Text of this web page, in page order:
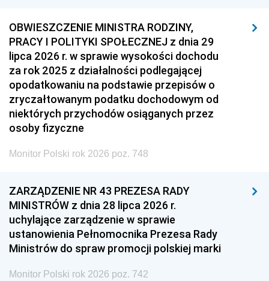
OBWIESZCZENIE MINISTRA RODZINY,
PRACY I POLITYKI SPOŁECZNEJ z dnia 29
lipca 2026 r. w sprawie wysokości dochodu
za rok 2025 z działalności podlegającej
opodatkowaniu na podstawie przepisów o
zryczałtowanym podatku dochodowym od
niektórych przychodów osiąganych przez
osoby fizyczne
Monitor Polski rok 2026 poz. 748
ZARZĄDZENIE NR 43 PREZESA RADY
MINISTRÓW z dnia 28 lipca 2026 r.
uchylające zarządzenie w sprawie
ustanowienia Pełnomocnika Prezesa Rady
Ministrów do spraw promocji polskiej marki
Monitor Polski rok 2026 poz. 742